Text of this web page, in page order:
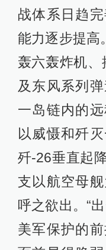
战体系日趋
能力逐步提高
轰六轰炸机
及东风系列
一岛链内的
以威慑和歼
歼-26垂直起
支以航空母
呼之欲出。“
美军保护的